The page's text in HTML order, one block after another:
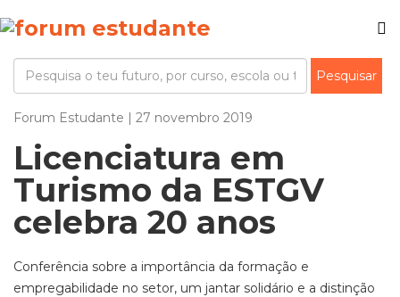
Forum Estudante | 27 novembro 2019
Licenciatura em
Turismo da ESTGV
celebra 20 anos
Conferência sobre a importância da formação e
empregabilidade no setor, um jantar solidário e a distinção